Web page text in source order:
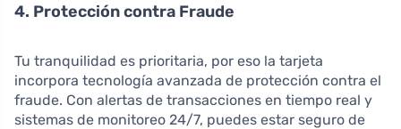
4. Protección contra Fraude
Tu tranquilidad es prioritaria, por eso la tarjeta
incorpora tecnología avanzada de protección contra el
fraude. Con alertas de transacciones en tiempo real y
sistemas de monitoreo 24/7, puedes estar seguro de